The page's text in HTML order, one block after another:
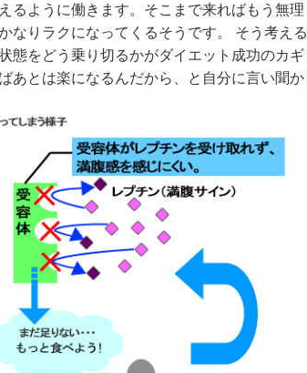
るように働きます。そこまで来ればもう無理
なりラクになってくるそうです。 そう考える
態をどう乗り切るかがダイエット成功のカギ
あとは楽になるんだから、と自分に言い聞か